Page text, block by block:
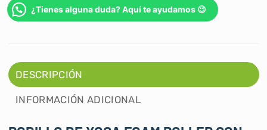
¿Tienes alguna duda? Aquí te ayudamos 😉
DESCRIPCIÓN
INFORMACIÓN ADICIONAL